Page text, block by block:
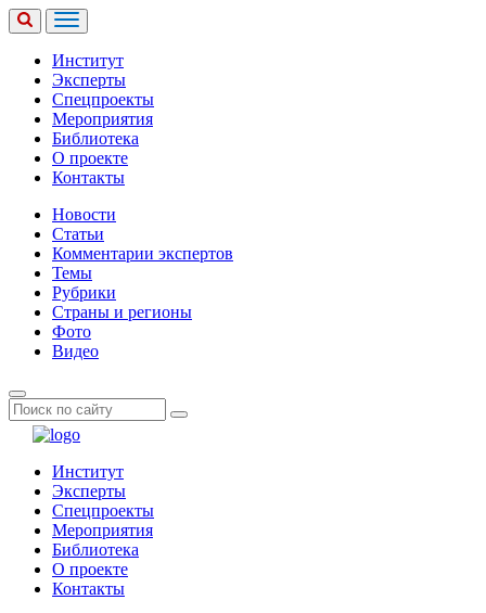
Институт
Эксперты
Спецпроекты
Мероприятия
Библиотека
О проекте
Контакты
Новости
Статьи
Комментарии экспертов
Темы
Рубрики
Страны и регионы
Фото
Видео
Институт
Эксперты
Спецпроекты
Мероприятия
Библиотека
О проекте
Контакты